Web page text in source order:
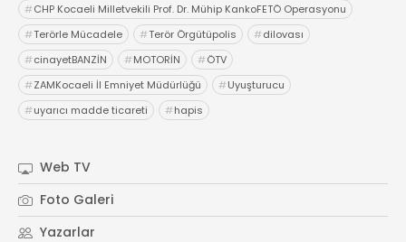
#CHP Kocaeli Milletvekili Prof. Dr. Mühip KankoFETÖ Operasyonu
#Terörle Mücadele #Terör Örgütüpolis #dilovası
#cinayetBANZİN #MOTORİN #ÖTV
#ZAMKocaeli İl Emniyet Müdürlüğü #Uyuşturucu
#uyarıcı madde ticareti #hapis
Web TV
Foto Galeri
Yazarlar